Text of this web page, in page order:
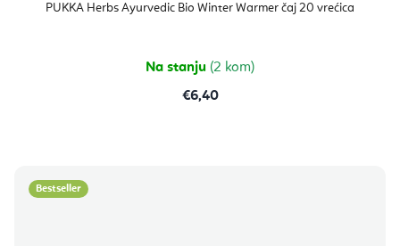
PUKKA Herbs Ayurvedic Bio Winter Warmer čaj 20 vrećica
Na stanju (2 kom)
€6,40
Bestseller